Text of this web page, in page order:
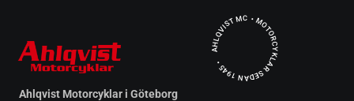
AHLQVIST MC • MOTORCYKLAR SEDAN 1945 •
Ahlqvist Motorcyklar i Göteborg